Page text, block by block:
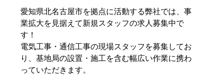
愛知県北名古屋市を拠点に活動する弊社では、事
業拡大を見据えて新規スタッフの求人募集中で
す！
電気工事・通信工事の現場スタッフを募集してお
り、基地局の設置・施工を含む幅広い作業に携わ
っていただきます。